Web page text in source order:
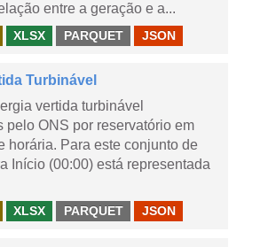
entre a geração e a...
XLSX PARQUET JSON
Turbinável
vertida turbinável
pelo ONS por reservatório em
horária. Para este conjunto de
Início (00:00) está representada
XLSX PARQUET JSON